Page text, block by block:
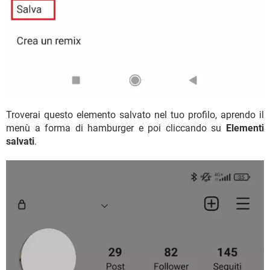
Troverai questo elemento salvato nel tuo profilo, aprendo il
menù a forma di hamburger e poi cliccando su Elementi
salvati.